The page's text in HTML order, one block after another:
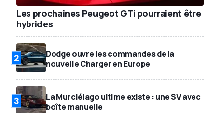
Les prochaines Peugeot GTi pourraient être
hybrides
2
Dodge ouvre les commandes de la
nouvelle Charger en Europe
3
La Murciélago ultime existe : une SV avec
boîte manuelle